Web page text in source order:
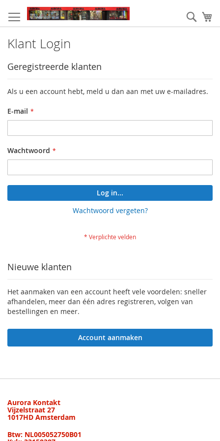
naar
de
Zoek
Klant Login
Geregistreerde klanten
Als u een account hebt, meld u dan aan met uw e-mailadres.
E-mail
Wachtwoord
Log in...
Wachtwoord vergeten?
Nieuwe klanten
Het aanmaken van een account heeft vele voordelen: sneller
afhandelen, meer dan één adres registreren, volgen van
bestellingen en meer.
Account aanmaken
Aurora Kontakt
Vijzelstraat 27
1017HD Amsterdam
Btw: NL005052750B01